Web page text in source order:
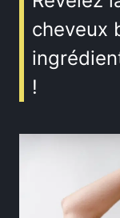
cheveux
!